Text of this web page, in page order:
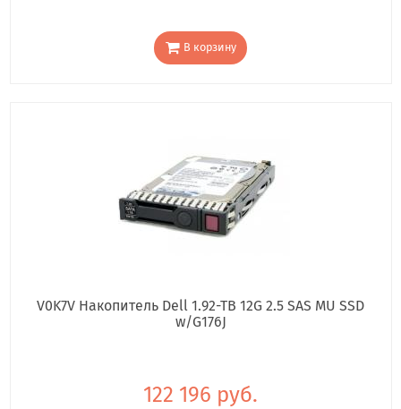
В корзину
V0K7V Накопитель Dell 1.92-TB 12G 2.5 SAS MU SSD
w/G176J
122 196 руб.